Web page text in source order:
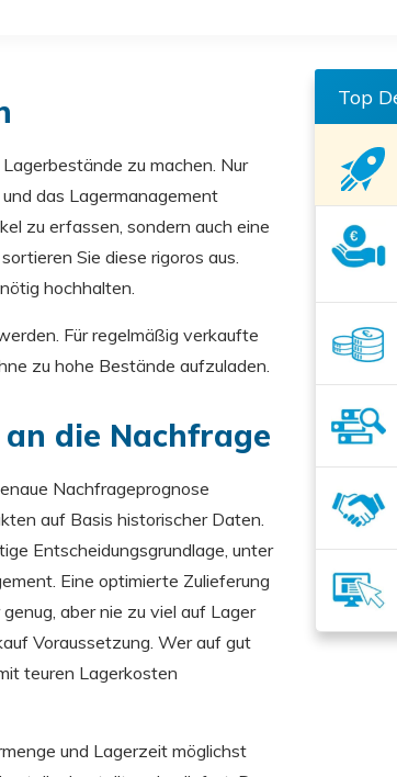
zu machen. Nur
das Lagermanagement
zu erfassen, sondern auch eine
Sie diese rigoros aus.
hochhalten.
Für regelmäßig verkaufte
zu hohe Bestände aufzuladen.
die Nachfrage
Nachfrageprognose
auf Basis historischer Daten.
Entscheidungsgrundlage, unter
Eine optimierte Zulieferung
aber nie zu viel auf Lager
Voraussetzung. Wer auf gut
teuren Lagerkosten
und Lagerzeit möglichst
Top